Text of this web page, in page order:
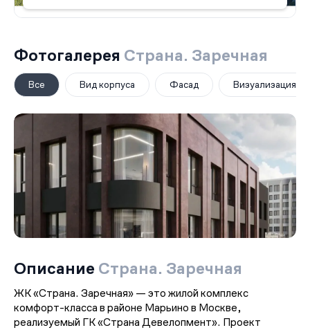
Фотогалерея Страна. Заречная
Все Вид корпуса Фасад Визуализация
Описание Страна. Заречная
ЖК «Страна. Заречная» — это жилой комплекс
комфорт-класса в районе Марьино в Москве,
реализуемый ГК «Страна Девелопмент». Проект